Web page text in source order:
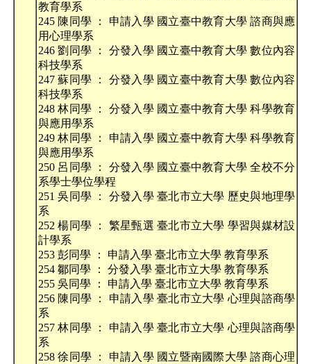
教育學系
245 陳同學 ： 申請入學 國立臺中教育大學 諮商與應
用心理學系
246 劉同學 ： 分發入學 國立臺中教育大學 數位內容
科技學系
247 蘇同學 ： 分發入學 國立臺中教育大學 數位內容
科技學系
248 林同學 ： 分發入學 國立臺中教育大學 科學教育
與應用學系
249 林同學 ： 申請入學 國立臺中教育大學 科學教育
與應用學系
250 呂同學 ： 分發入學 國立臺中教育大學 全校不分
系學士學位學程
251 吳同學 ： 分發入學 臺北市立大學 歷史與地理學
系
252 楊同學 ： 繁星甄選 臺北市立大學 學習與媒材設
計學系
253 彭同學 ： 申請入學 臺北市立大學 教育學系
254 鄒同學 ： 分發入學 臺北市立大學 教育學系
255 吳同學 ： 申請入學 臺北市立大學 教育學系
256 陳同學 ： 申請入學 臺北市立大學 心理與諮商學
系
257 林同學 ： 申請入學 臺北市立大學 心理與諮商學
系
258 徐同學 ： 申請入學 國立暨南國際大學 諮商心理